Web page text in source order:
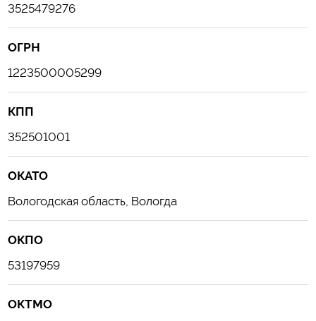
3525479276
ОГРН
1223500005299
КПП
352501001
ОКАТО
Вологодская область, Вологда
ОКПО
53197959
ОКТМО